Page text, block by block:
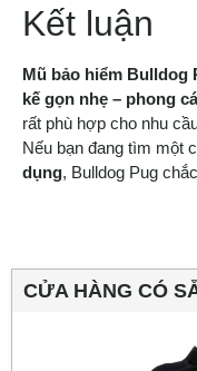
Kết luận
Mũ bảo hiểm Bulldog
kế gọn nhẹ – phong
rất phù hợp cho nhu
Nếu bạn đang tìm một
dụng, Bulldog Pug
CỬA HÀNG CÓ